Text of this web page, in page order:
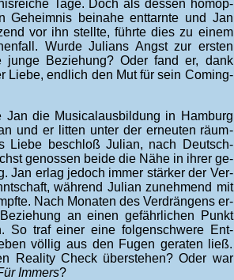
Tage. Doch als dessen ho­mop­
G­eheim­nis bei­nahe ent­tarnte und Jan
vor ihn stellte, führte dies zu einem
Wurde Julians Angst zur ersten
junge Be­ziehung? Oder fand er, dank
Lie­be, end­lich den Mut für sein Coming-
Jan die Musicalausbildung in Hamburg
und er litten unter der erneuten räum­
Liebe be­schloß Julian, nach Deutsch­
ge­nossen beide die Nähe in ihrer ge­
Jan er­lag je­doch immer stärker der Ver­
während Julian zu­nehmend mit
Nach Monaten des Ver­drän­gens er­
an einen ge­fähr­lichen Punkt
So traf einer eine folgen­schwere Ent­
völlig aus den Fugen ge­raten ließ.
Reality Check über­stehen? Oder war
Immers?